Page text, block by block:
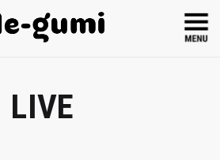
LIVE